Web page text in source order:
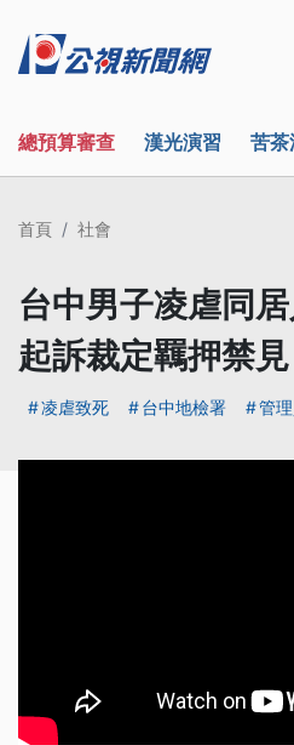
總預算審查 漢光演習 苦茶
首頁 社會
台中男子凌虐同
起訴裁定羈押禁見
凌虐致死 台中地檢署 管